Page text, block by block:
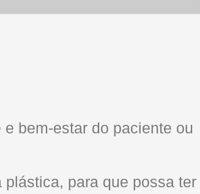
bem-estar do paciente ou
para que possa ter